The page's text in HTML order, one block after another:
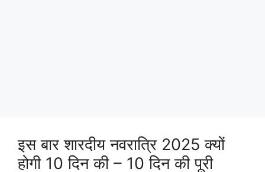
इस बार शारदीय नवरात्रि 2025 क्यों
होगी 10 दिन की – 10 दिन की पूरी